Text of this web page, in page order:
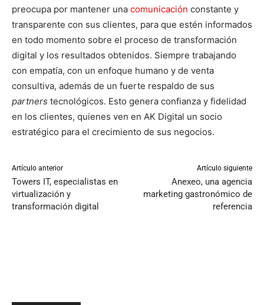
preocupa por mantener una comunicación constante y
transparente con sus clientes, para que estén informados
en todo momento sobre el proceso de transformación
digital y los resultados obtenidos. Siempre trabajando
con empatía, con un enfoque humano y de venta
consultiva, además de un fuerte respaldo de sus
partners tecnológicos. Esto genera confianza y fidelidad
en los clientes, quienes ven en AK Digital un socio
estratégico para el crecimiento de sus negocios.
Artículo anterior
Towers IT, especialistas en
virtualización y
transformación digital
Artículo siguiente
Anexeo, una agencia
marketing gastronómico de
referencia